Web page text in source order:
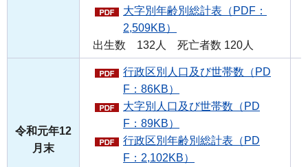
大字別年齢別総計表（PDF：
2,509KB）
出生数 132人 死亡者数 120人
令和元年12
月末
行政区別人口及び世帯数（PD
F：86KB）
大字別人口及び世帯数（PD
F：89KB）
行政区別年齢別総計表（PD
F：2,102KB）